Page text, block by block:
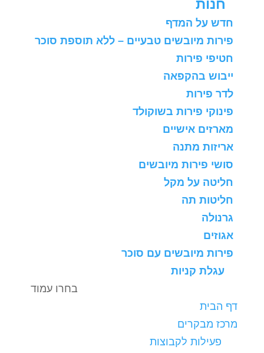
חנות
חדש על המדף
פירות מיובשים טבעיים – ללא תוספת סוכר
חטיפי פירות
ייבוש בהקפאה
לדר פירות
פינוקי פירות בשוקולד
מארזים אישיים
אריזות מתנה
סושי פירות מיובשים
חליטה על מקל
חליטות תה
גרנולה
אגוזים
פירות מיובשים עם סוכר
עגלת קניות
בחרו עמוד
דף הבית
מרכז מבקרים
פעילות לקבוצות